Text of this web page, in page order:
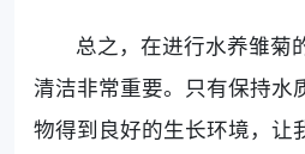
总之，在进行水养雏菊
清洁非常重要。只有保持水
物得到良好的生长环境，让